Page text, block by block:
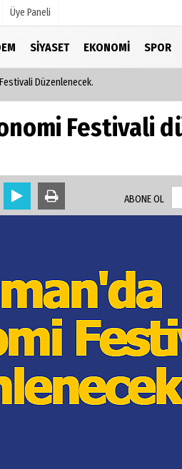
Üye Paneli
SIYASET EKONOMI SPOR
Düzenlenecek.
Festivali
ABONE OL